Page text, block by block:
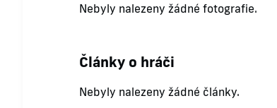
Nebyly nalezeny žádné fotografie.
Články o hráči
Nebyly nalezeny žádné články.